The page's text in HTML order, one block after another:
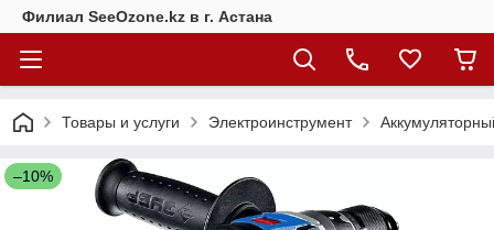
Филиал SeeOzone.kz в г. Астана
Товары и услуги Электроинструмент
–10%